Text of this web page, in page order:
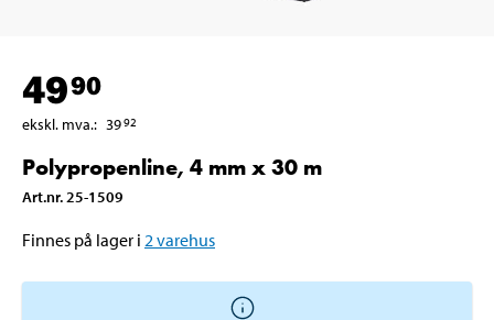
4990
ekskl. mva.: 3992
Polypropenline, 4 mm x 30 m
Art.nr. 25-1509
Finnes på lager i 2 varehus